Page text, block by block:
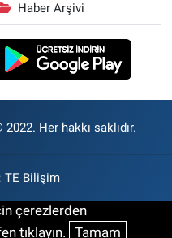
Haber Arşivi
Her hakkı saklıdır.
TE Bilişim
çerezlerden
tıklayın. Tamam